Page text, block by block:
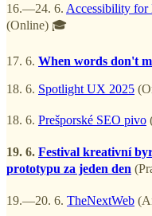
16.—24. 6. Accessibility for
(Online) 🎓
17. 6. When words don't
18. 6. Spotlight UX 2025
18. 6. Prešporské SEO pivo
19. 6. Festival kreativní
prototypu za jeden den
19.—20. 6. TheNextWeb